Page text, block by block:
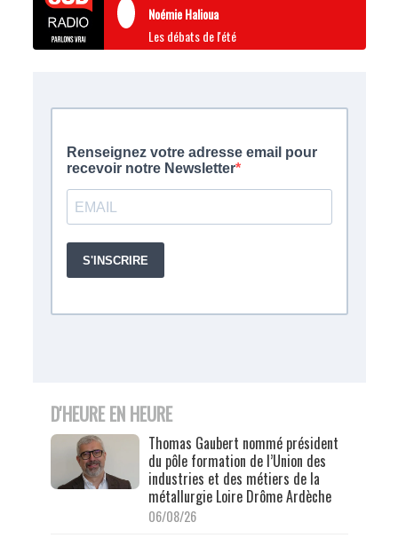
Noémie Halioua
Les débats de l'été
D'HEURE EN HEURE
Thomas Gaubert nommé président
du pôle formation de l’Union des
industries et des métiers de la
métallurgie Loire Drôme Ardèche
06/08/26